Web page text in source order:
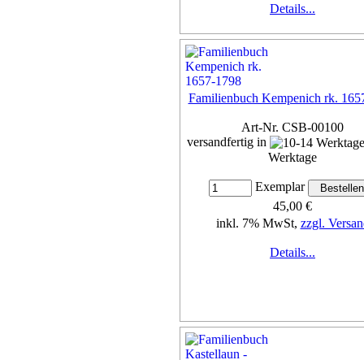
Details...
Familienbuch Kempenich rk.
Art-Nr. CSB-00100
versandfertig in
Werktage
Exemplar
45,00 €
inkl. 7% MwSt, zzgl.
Details...